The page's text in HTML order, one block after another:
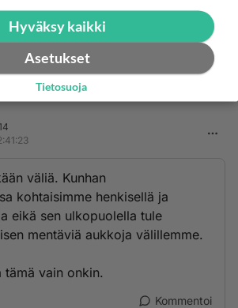
väliä. Kunhan
kohtaisimme henkisellä ja
eikä sen ulkopuolella tule
mentäviä aukkoja välillemme.
tämä vain onkin.
Kommentoi
Hyväksy kaikki
Asetukset
Tietosuoja